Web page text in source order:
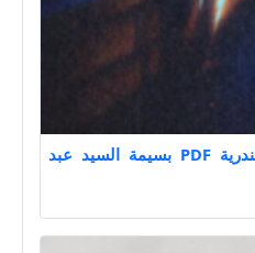
تحميل كتاب بتوقيت الإسكندرية PDF بسيمة السيد عبد